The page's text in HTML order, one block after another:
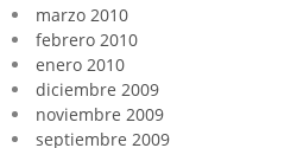
marzo 2010
febrero 2010
enero 2010
diciembre 2009
noviembre 2009
septiembre 2009